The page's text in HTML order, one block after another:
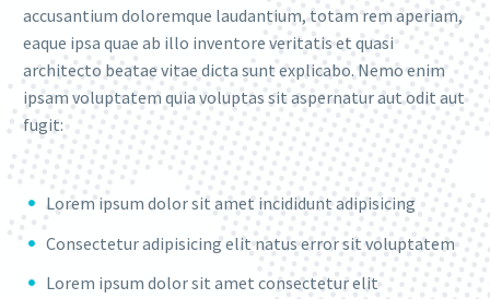
accusantium doloremque laudantium, totam rem aperiam,
eaque ipsa quae ab illo inventore veritatis et quasi
architecto beatae vitae dicta sunt explicabo. Nemo enim
ipsam voluptatem quia voluptas sit aspernatur aut odit aut
fugit:
Lorem ipsum dolor sit amet incididunt adipisicing
Consectetur adipisicing elit natus error sit voluptatem
Lorem ipsum dolor sit amet consectetur elit